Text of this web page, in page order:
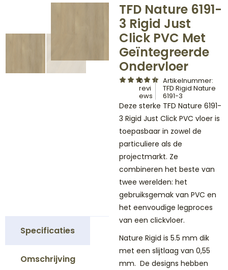
Specificaties
Omschrijving
TFD Nature 6191-
3 Rigid Just
Click PVC Met
Geïntegreerde
Ondervloer
0
revi
ews
Artikelnummer:
TFD Rigid Nature
6191-3
Deze sterke TFD Nature 6191-
3 Rigid Just Click PVC vloer is
toepasbaar in zowel de
particuliere als de
projectmarkt. Ze
combineren het beste van
twee werelden: het
gebruiksgemak van PVC en
het eenvoudige legproces
van een clickvloer.
Nature Rigid is 5.5 mm dik
met een slijtlaag van 0,55
mm. De designs hebben